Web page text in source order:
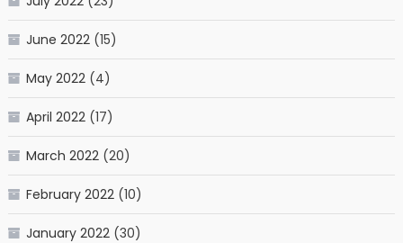
June 2022(15)
May 2022(4)
April 2022(17)
March 2022(20)
February 2022(10)
January 2022(30)